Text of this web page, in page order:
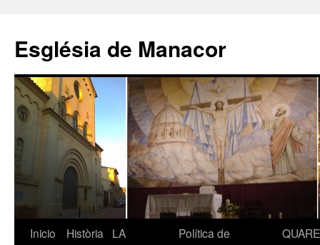
contenido
Església de Manacor
Inicio Història
LA
Política de